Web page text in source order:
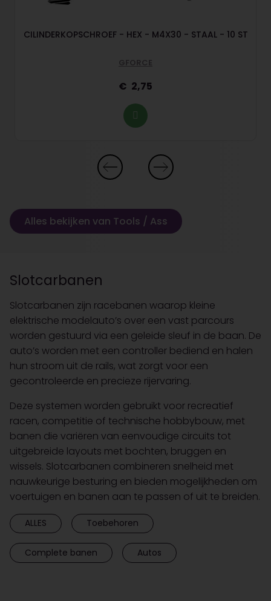
CILINDERKOPSCHROEF - HEX - M4X30 - STAAL - 10 ST
GFORCE
2,75
Alles bekijken van Tools / Ass
Slotcarbanen
Slotcarbanen zijn racebanen waarop kleine
elektrische modelauto’s over een vast parcours
worden gestuurd via een geleide sleuf in de baan. De
auto’s worden met een controller bediend en halen
hun stroom uit de rails, wat zorgt voor een
gecontroleerde en precieze rijervaring.
Deze systemen worden gebruikt voor recreatief
racen, competitie of technische hobbybouw, met
banen die variëren van eenvoudige circuits tot
uitgebreide layouts met bochten, bruggen en
wissels. Slotcarbanen combineren snelheid met
nauwkeurige besturing en bieden mogelijkheden om
voertuigen en banen aan te passen of uit te breiden.
ALLES Toebehoren
Complete banen Autos